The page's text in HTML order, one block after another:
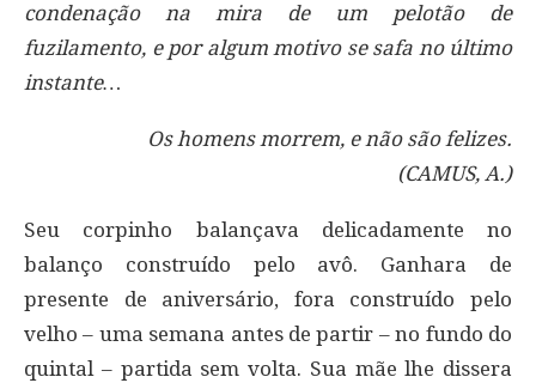
condenação na mira de um pelotão de
fuzilamento, e por algum motivo se safa no último
instante…
Os homens morrem, e não são felizes.
(CAMUS, A.)
Seu corpinho balançava delicadamente no
balanço construído pelo avô. Ganhara de
presente de aniversário, fora construído pelo
velho – uma semana antes de partir – no fundo do
quintal – partida sem volta. Sua mãe lhe dissera